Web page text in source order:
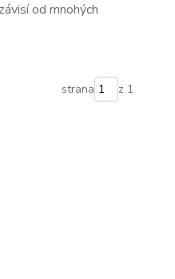
od mnohých
strana z 1